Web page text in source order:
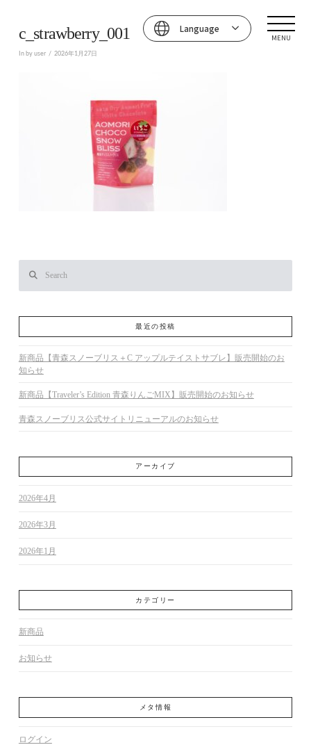
Language
MENU
c_strawberry_001
In by user 2026年1月27日
最近の投稿
新商品【青森スノーブリス＋C アップルテイストサブレ】販売開始のお
知らせ
新商品【Traveler’s Edition 青森りんごMIX】販売開始のお知らせ
青森スノーブリス公式サイトリニューアルのお知らせ
アーカイブ
2026年4月
2026年3月
2026年1月
カテゴリー
新商品
お知らせ
メタ情報
ログイン